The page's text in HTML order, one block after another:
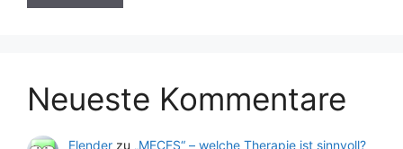
Neueste Kommentare
Elenderzu „MECFS“ – welche Therapie ist sinnvoll?